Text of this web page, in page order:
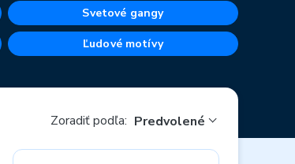
Svetové gangy
Ľudové motívy
Zoradiť podľa: Predvolené